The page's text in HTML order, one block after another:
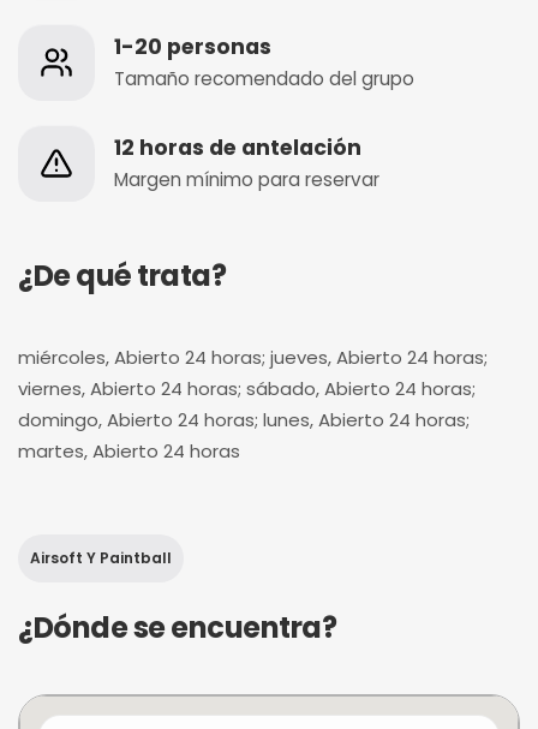
1-20 personas
Tamaño recomendado del grupo
12 horas de antelación
Margen mínimo para reservar
¿De qué trata?
miércoles, Abierto 24 horas; jueves, Abierto 24 horas;
viernes, Abierto 24 horas; sábado, Abierto 24 horas;
domingo, Abierto 24 horas; lunes, Abierto 24 horas;
martes, Abierto 24 horas
Airsoft Y Paintball
¿Dónde se encuentra?